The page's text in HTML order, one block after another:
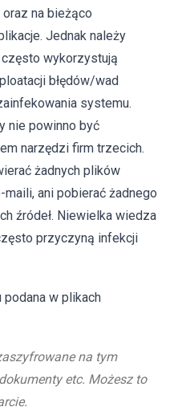
na bieżąco
Jednak należy
wykorzystują
błędów/wad
systemu.
nie powinno być
narzędzi firm trzecich.
żadnych plików
ani pobierać żadnego
źródeł. Niewielka wiedza
przyczyną infekcji
w plikach
na tym
etc. Możesz to